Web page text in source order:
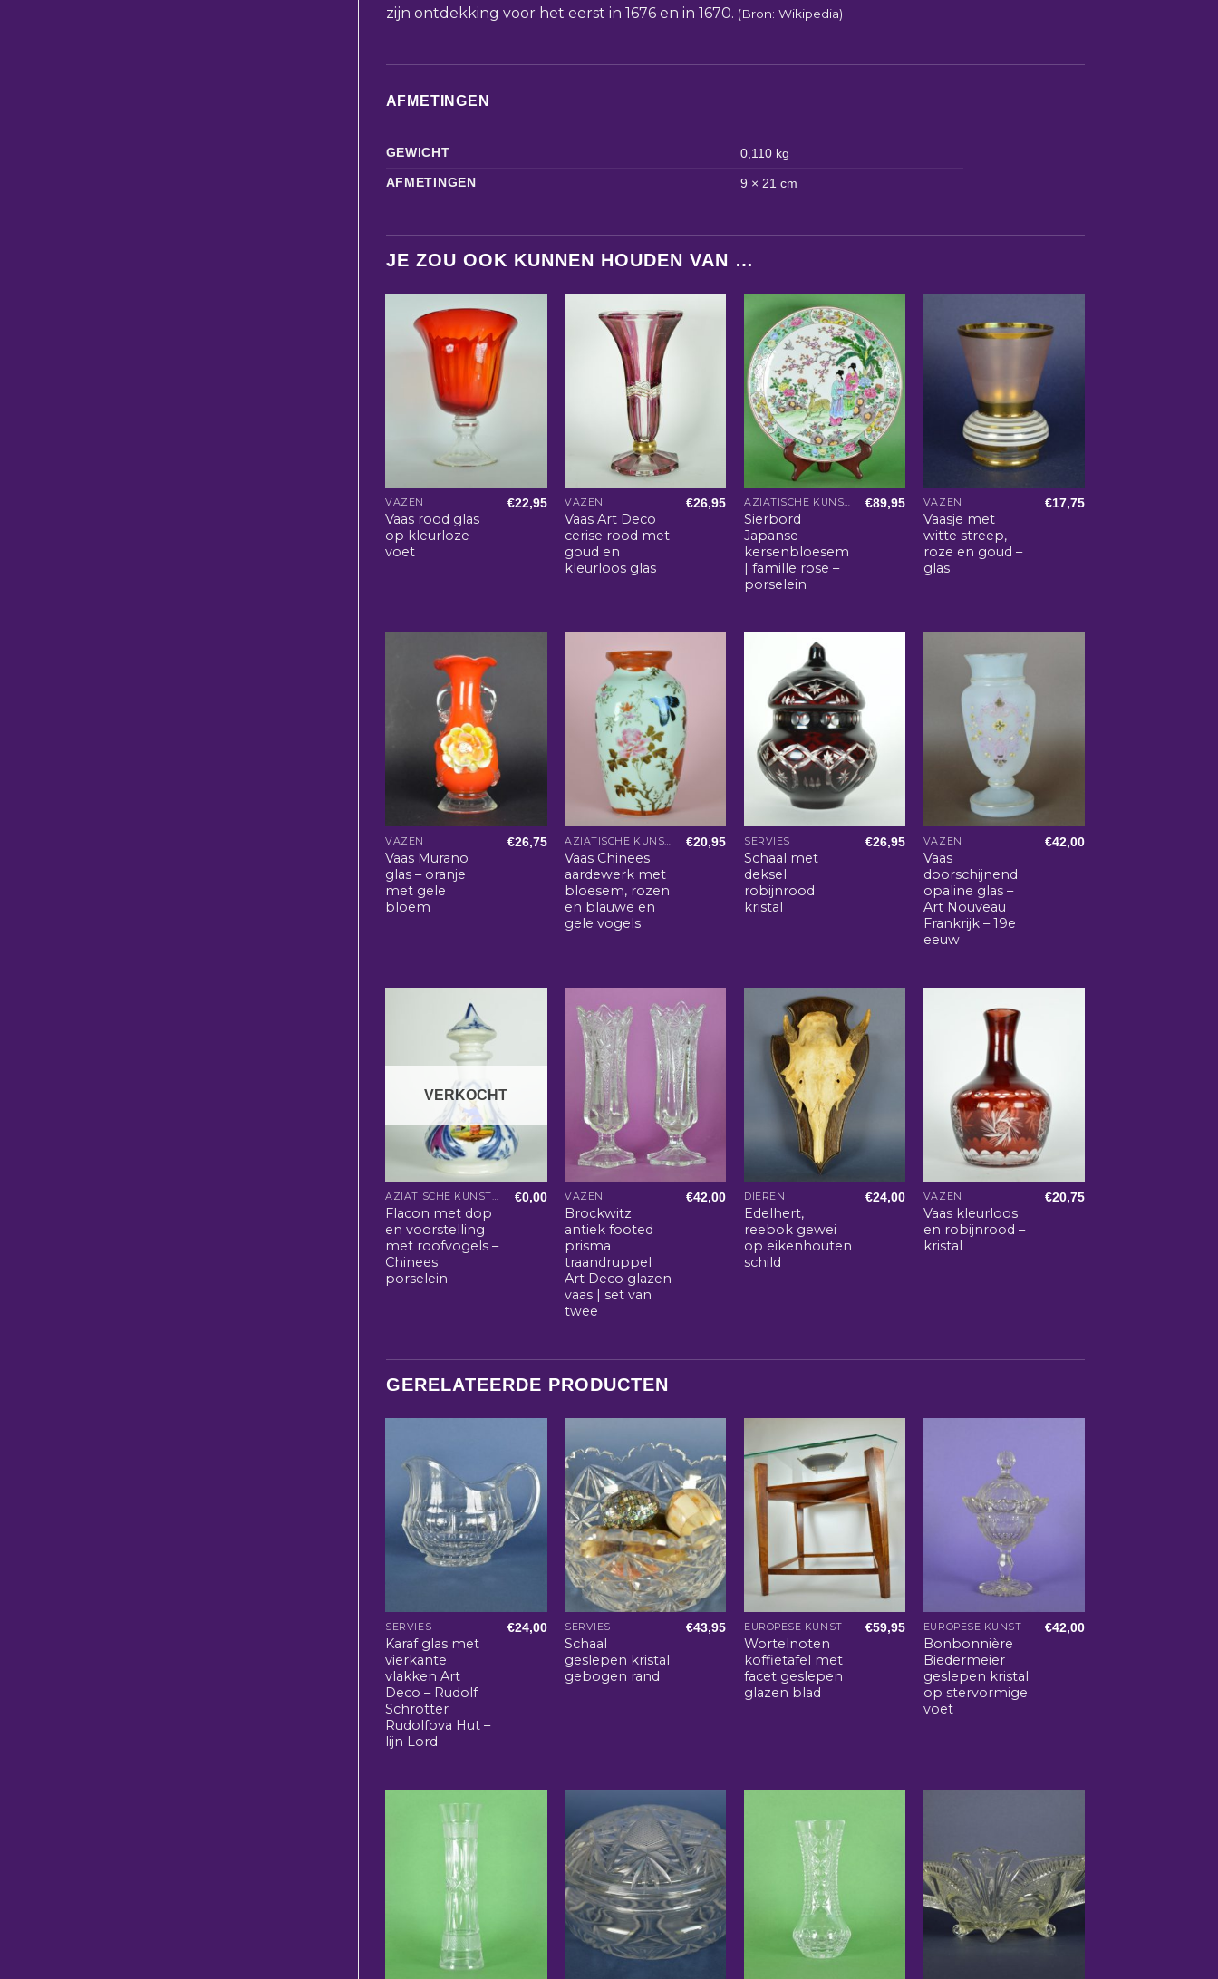
zijn ontdekking voor het eerst in 1676 en in 1670. (Bron: Wikipedia)
AFMETINGEN
GEWICHT
0,110 kg
AFMETINGEN
9 × 21 cm
JE ZOU OOK KUNNEN HOUDEN VAN …
VAZEN
Vaas rood glas
op kleurloze
voet
€22,95 VAZEN
Vaas Art Deco
cerise rood met
goud en
kleurloos glas
€26,95 AZIATISCHE KUNST EN WOONACCESSOIRES
Sierbord
Japanse
kersenbloesem
| famille rose –
porselein
€89,95 VAZEN
Vaasje met
witte streep,
roze en goud –
glas
€17,75
VAZEN
Vaas Murano
glas – oranje
met gele
bloem
€26,75 AZIATISCHE KUNST EN WOONACCESSOIRES
Vaas Chinees
aardewerk met
bloesem, rozen
en blauwe en
gele vogels
€20,95 SERVIES
Schaal met
deksel
robijnrood
kristal
€26,95 VAZEN
Vaas
doorschijnend
opaline glas –
Art Nouveau
Frankrijk – 19e
eeuw
€42,00
VERKOCHT
AZIATISCHE KUNST EN WOONACCESSOIRES
Flacon met dop
en voorstelling
met roofvogels –
Chinees
porselein
€0,00 VAZEN
Brockwitz
antiek footed
prisma
traandruppel
Art Deco glazen
vaas | set van
twee
€42,00 DIEREN
Edelhert,
reebok gewei
op eikenhouten
schild
€24,00 VAZEN
Vaas kleurloos
en robijnrood –
kristal
€20,75
GERELATEERDE PRODUCTEN
SERVIES
Karaf glas met
vierkante
vlakken Art
Deco – Rudolf
Schrötter
Rudolfova Hut –
lijn Lord
€24,00 SERVIES
Schaal
geslepen kristal
gebogen rand
€43,95 EUROPESE KUNST
Wortelnoten
koffietafel met
facet geslepen
glazen blad
€59,95 EUROPESE KUNST
Bonbonnière
Biedermeier
geslepen kristal
op stervormige
voet
€42,00